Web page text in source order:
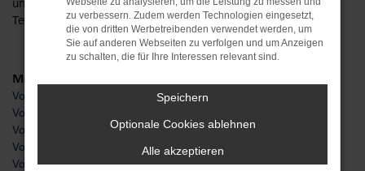
Telefon oder digital.
Modelle
Volvo S60 Zwickau
Volvo V60 Zwickau
Volvo V90 Zwickau
Volvo XC40 Zwickau
Volvo XC60 Zwickau
zu verbessern. Zudem werden Technologien eingesetzt,
die von dritten Werbetreibenden verwendet werden, um
Sie auf anderen Webseiten zu verfolgen und um Anzeigen
zu schalten, die für Ihre Interessen relevant sind.
Speichern
Optionale Cookies ablehnen
Alle akzeptieren